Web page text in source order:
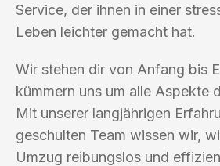
Service, der ihnen in einer
Leben leichter gemacht hat.
Wir stehen dir von Anfang bis
kümmern uns um alle Aspekte
Mit unserer langjährigen
geschulten Team wissen wir,
Umzug reibungslos und